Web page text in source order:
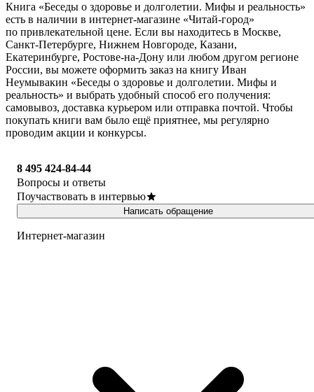
Книга «Беседы о здоровье и долголетии. Мифы и реальность»
есть в наличии в интернет-магазине «Читай-город»
по привлекательной цене. Если вы находитесь в Москве,
Санкт-Петербурге, Нижнем Новгороде, Казани,
Екатеринбурге, Ростове-на-Дону или любом другом регионе
России, вы можете оформить заказ на книгу Иван
Неумывакин «Беседы о здоровье и долголетии. Мифы и
реальность» и выбрать удобный способ его получения:
самовывоз, доставка курьером или отправка почтой. Чтобы
покупать книги вам было ещё приятнее, мы регулярно
проводим акции и конкурсы.
8 495 424-84-44
Вопросы и ответы
Поучаствовать в интервью
Написать обращение
Интернет-магазин